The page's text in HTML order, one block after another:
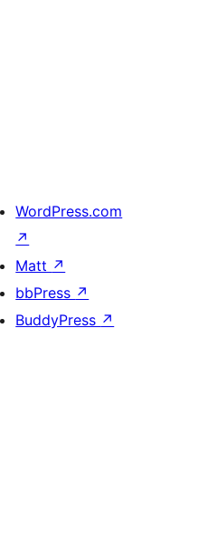
WordPress.com
↗
Matt ↗
bbPress ↗
BuddyPress ↗